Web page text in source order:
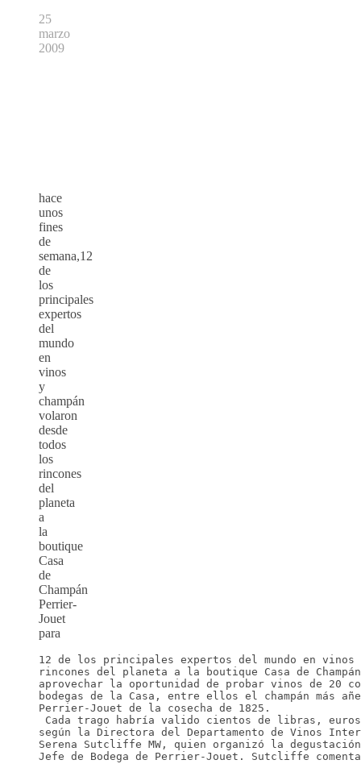
25
marzo
2009
hace
unos
fines
de
semana,12
de
los
principales
expertos
del
mundo
en
vinos
y
champán
volaron
desde
todos
los
rincones
del
planeta
a
la
boutique
Casa
de
Champán
Perrier-
Jouet
para
12 de los principales expertos del mundo en vinos
rincones del planeta a la boutique Casa de
aprovechar la oportunidad de probar vinos de 20
bodegas de la Casa, entre ellos el champán más
Perrier-Jouet de la cosecha de 1825.
Cada trago habría valido cientos de libras,
según la Directora del Departamento de Vinos
Serena Sutcliffe MW, quien organizó la degustación
Jefe de Bodega de Perrier-Jouet. Sutcliffe